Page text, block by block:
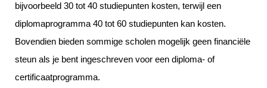
bijvoorbeeld 30 tot 40 studiepunten kosten, terwijl een
diplomaprogramma 40 tot 60 studiepunten kan kosten.
Bovendien bieden sommige scholen mogelijk geen financiële
steun als je bent ingeschreven voor een diploma- of
certificaatprogramma.